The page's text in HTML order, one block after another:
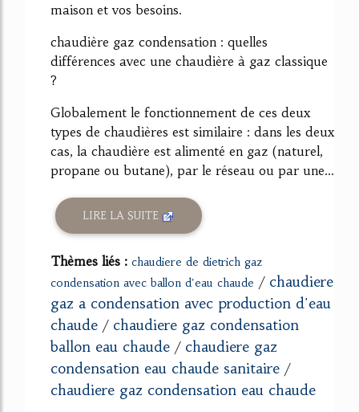
maison et vos besoins.
chaudière gaz condensation : quelles
différences avec une chaudière à gaz classique
?
Globalement le fonctionnement de ces deux
types de chaudières est similaire : dans les deux
cas, la chaudière est alimenté en gaz (naturel,
propane ou butane), par le réseau ou par une...
LIRE LA SUITE
Thèmes liés : chaudiere de dietrich gaz
condensation avec ballon d'eau chaude / chaudiere
gaz a condensation avec production d'eau
chaude / chaudiere gaz condensation
ballon eau chaude / chaudiere gaz
condensation eau chaude sanitaire /
chaudiere gaz condensation eau chaude